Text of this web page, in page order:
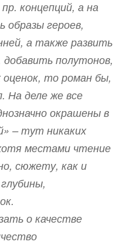
концепций, а на
героев,
а также развить
полутонов,
то роман бы,
На деле же все
окрашены в
– тут никаких
местами чтение
сюжету, как и
о качестве